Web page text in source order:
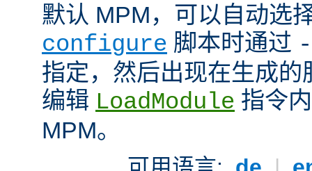
默认 MPM，可以自动选
configure 脚本时通过
指定，然后出现在生成
编辑 LoadModule 指令
MPM。